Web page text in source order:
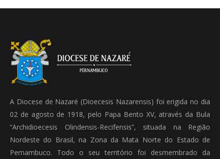
A Diocese de Nazaré (Dioecesis Nazarensis) foi erigida no dia
02 de agosto de 1918, pelo Papa Bento XV, através da Bula
“Archidioecesis Olindensis-Recifensis”, situada na Região
Nordeste do Brasil, na Zona da Mata Norte do Estado de
Pernambuco. Todo o seu território foi desmembrado da